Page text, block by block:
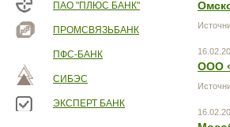
ПАО "ПЛЮС БАНК"
ПРОМСВЯЗЬБАНК
ПФС-БАНК
СИБЭС
ЭКСПЕРТ БАНК
ООО